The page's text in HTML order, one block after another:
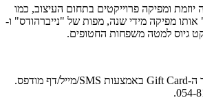
ומפיקה פרוייקטים בתחום העיצוב, כמו
מפיקה מידי שנה, מפות של "נייברהודס" ו-
גיוס למטה משפחות החטופים.
למימוש יש להציג את קוד ה-Gift Card באמצעות SMS/מייל/דף מודפס.